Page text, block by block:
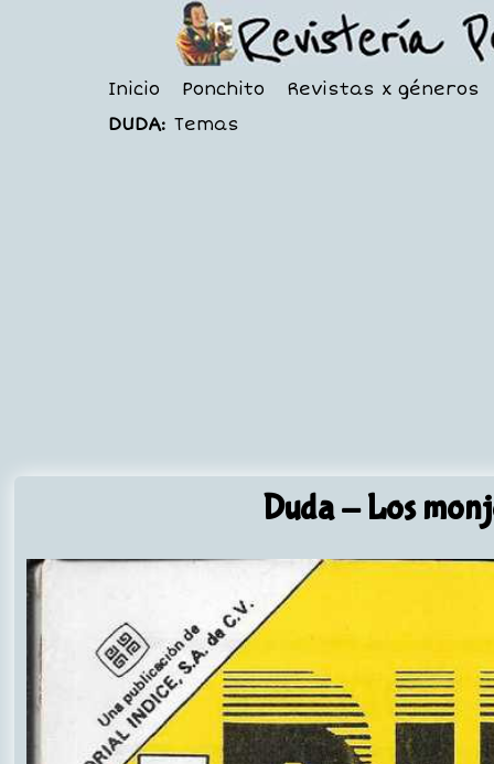
Inicio Ponchito
Revistas x géneros
DUDA: Temas
Duda- Los